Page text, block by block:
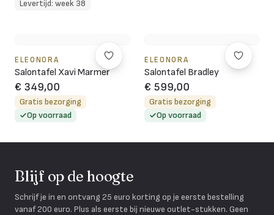
Levertijd: week 38
ELEONORA
Salontafel Xavi Marmer
€ 349,00
Gratis bezorging
Op voorraad
ELEONORA
Salontafel Bradley
€ 599,00
Gratis bezorging
Op voorraad
Blijf op de hoogte
Schrijf je in en ontvang 25 euro korting op je eerste bestelling
vanaf 200 euro. Plus als eerste bij nieuwe outlet-stukken. Geen